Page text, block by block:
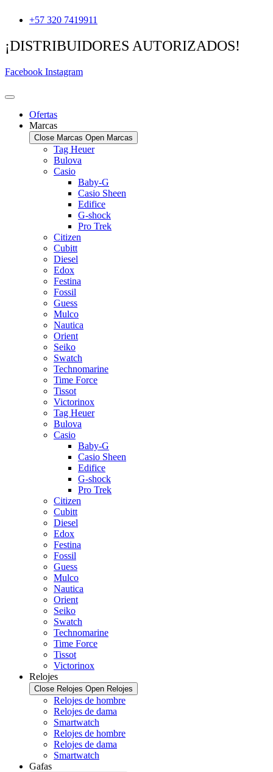
+57 320 7419911
¡DISTRIBUIDORES AUTORIZADOS!
Facebook Instagram
Ofertas
Marcas
Close Marcas Open Marcas
Tag Heuer
Bulova
Casio
Baby-G
Casio Sheen
Edifice
G-shock
Pro Trek
Citizen
Cubitt
Diesel
Edox
Festina
Fossil
Guess
Mulco
Nautica
Orient
Seiko
Swatch
Technomarine
Time Force
Tissot
Victorinox
Tag Heuer
Bulova
Casio
Baby-G
Casio Sheen
Edifice
G-shock
Pro Trek
Citizen
Cubitt
Diesel
Edox
Festina
Fossil
Guess
Mulco
Nautica
Orient
Seiko
Swatch
Technomarine
Time Force
Tissot
Victorinox
Relojes
Close Relojes Open Relojes
Relojes de hombre
Relojes de dama
Smartwatch
Relojes de hombre
Relojes de dama
Smartwatch
Gafas